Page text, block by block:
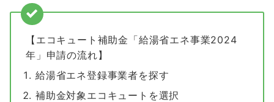
【エコキュート補助金「給湯省エネ事業2024
年」申請の流れ】
給湯省エネ登録事業者を探す
補助金対象エコキュートを選択